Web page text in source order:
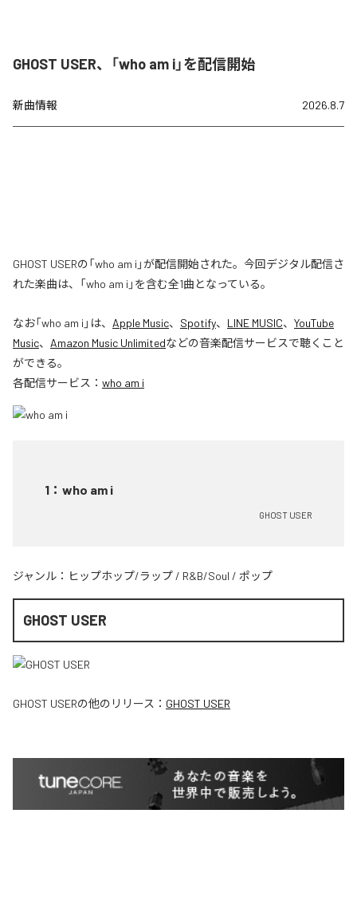
GHOST USER、「who am i」を配信開始
新曲情報 2026.8.7
GHOST USERの「who am i」が配信開始された。今回デジタル配信さ
れた楽曲は、「who am i」を含む全1曲となっている。
なお「who am i 」は、 Apple Music、 Spotify、 LINE MUSIC、 YouTube
Music、 Amazon Music Unlimitedなどの音楽配信サービスで聴くこと
ができる。
各配信サービス： who am i
1 ： who am i
GHOST USER
ジャンル： ヒップホップ/ラップ / R&B/Soul / ポップ
GHOST USER
GHOST USERの他のリリース： GHOST USER